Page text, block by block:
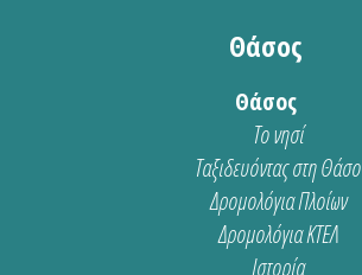
Θάσος
Θάσος
Το νησί
Ταξιδευόντας στη Θάσο
Δρομολόγια Πλοίων
Δρομολόγια ΚΤΕΛ
Ιστορία